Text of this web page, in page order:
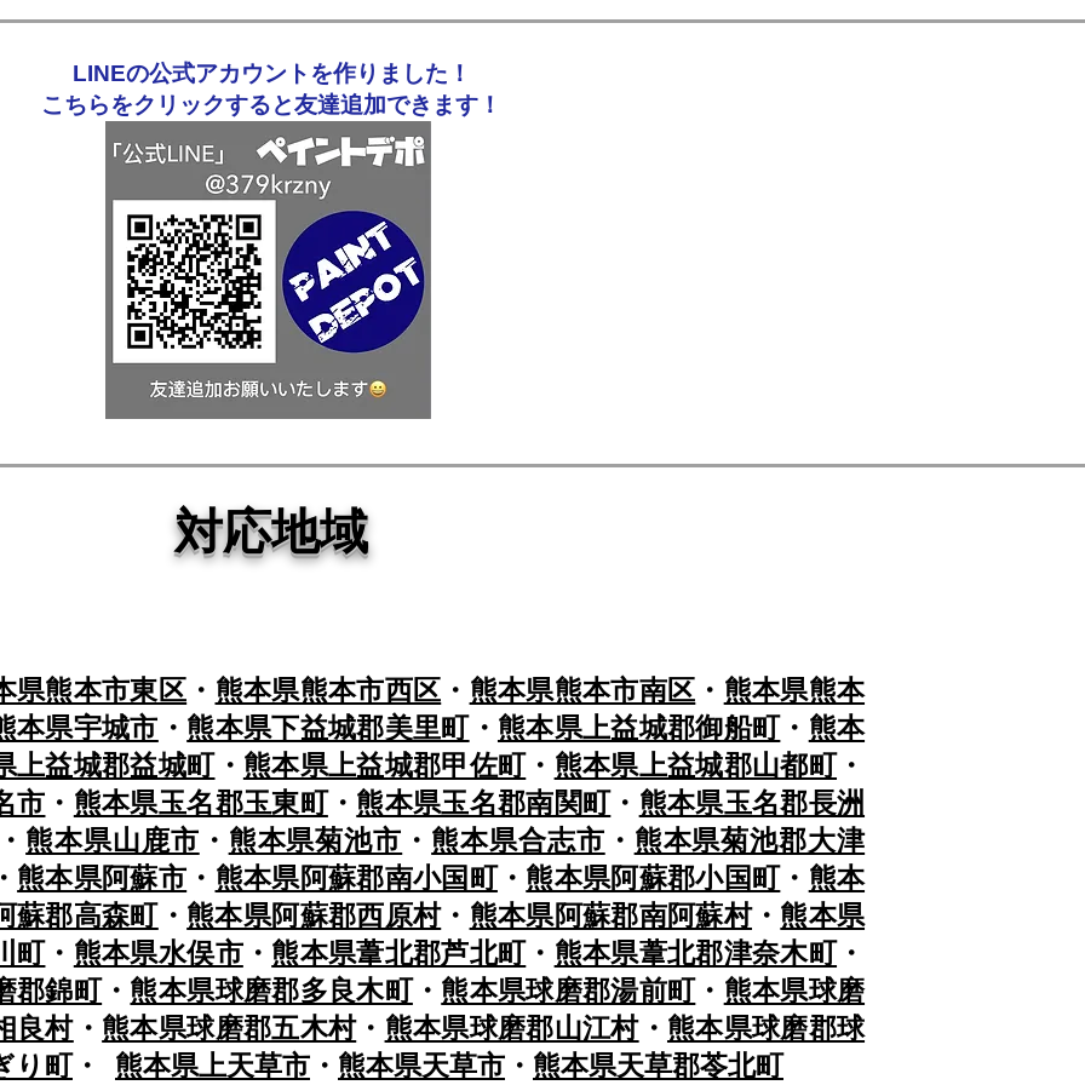
LINEの公式アカウントを作りました！
こちらをクリックすると友達追加できます！
対応地域
県熊本市東区 ・ 熊本県熊本市西区 ・ 熊本県熊本市南区 ・ 熊本県熊本
本県宇城市 ・ 熊本県下益城郡美里町・ 熊本県上益城郡御船町・ 熊本
上益城郡益城町・ 熊本県上益城郡甲佐町・ 熊本県上益城郡山都町・
市 ・ 熊本県玉名郡玉東町・ 熊本県玉名郡南関町・ 熊本県玉名郡長洲
熊本県山鹿市 ・ 熊本県菊池市 ・ 熊本県合志市 ・ 熊本県菊池郡大津
熊本県阿蘇市 ・ 熊本県阿蘇郡南小国町・ 熊本県阿蘇郡小国町・ 熊本
蘇郡高森町・ 熊本県阿蘇郡西原村・ 熊本県阿蘇郡南阿蘇村・ 熊本県
町・ 熊本県水俣市・ 熊本県葦北郡芦北町・ 熊本県葦北郡津奈木町・
郡錦町・ 熊本県球磨郡多良木町・ 熊本県球磨郡湯前町・ 熊本県球磨
良村・ 熊本県球磨郡五木村・ 熊本県球磨郡山江村・ 熊本県球磨郡球
り町・ 熊本県上天草市 ・ 熊本県天草市 ・ 熊本県天草郡苓北町